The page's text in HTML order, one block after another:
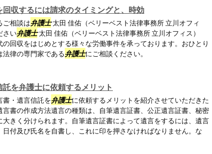
収するには請求のタイミングと、時効
ご相談は弁護士太田 佳佑（ベリーベスト法律事務所 立川オフィ
さい弁護士太田 佳佑（ベリーベスト法律事務所 立川オフィス）
回収をはじめとする様々な労働事件を承っております。おひとり
律の専門家である弁護士にご相談ください。
を弁護士に依頼するメリット
・遺言信託を弁護士に依頼するメリットを紹介させていただきた
言書の作成方法遺言の種類は、自筆遺言証書、公正遺言証書、秘密
きく分けられます。自筆遺言証書によって遺言をするには、遺言
付及び氏名を自書し、これに印を押さなければなりません。な